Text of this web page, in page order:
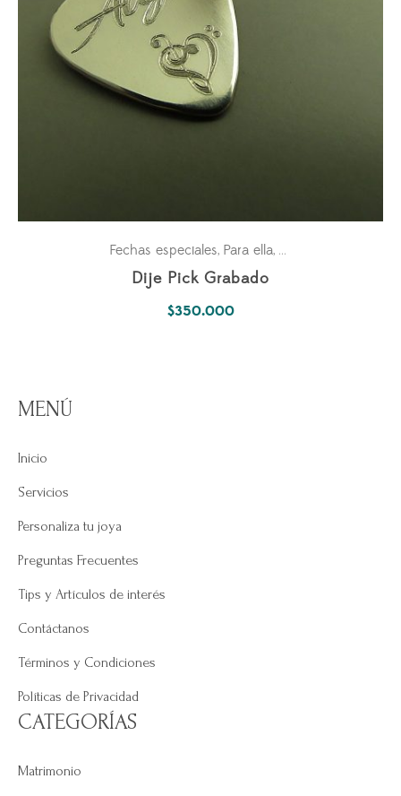
Fechas especiales, Para ella, Pasiones
Dije Pick Grabado
$350.000
MENÚ
Inicio
Servicios
Personaliza tu joya
Preguntas Frecuentes
Tips y Artículos de interés
Contáctanos
Términos y Condiciones
Políticas de Privacidad
CATEGORÍAS
Matrimonio